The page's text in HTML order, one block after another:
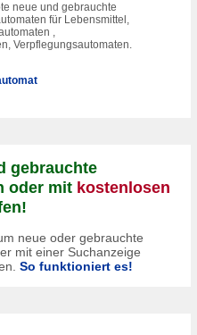
neue und gebrauchte
für Lebensmittel,
,
Verpflegungsautomaten.
gebrauchte
oder mit kostenlosen
neue oder gebrauchte
mit einer Suchanzeige
So funktioniert es!